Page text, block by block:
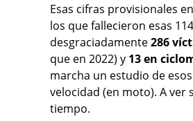
Esas cifras provisionales
los que fallecieron esas
desgraciadamente286
que en 2022) y 13 en
marcha un estudio de
velocidad (en moto). A ver
tiempo.